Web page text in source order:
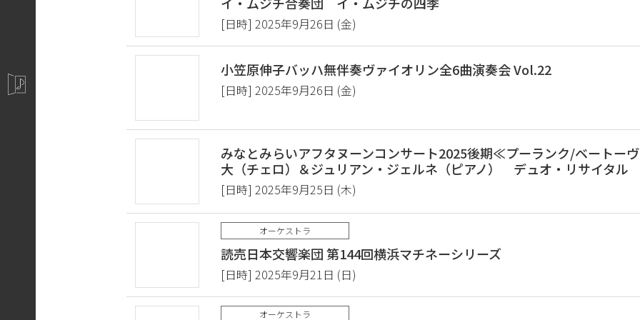
[日時] 2025年9月26日 (金)
小笠原伸子バッハ無伴奏ヴァイオリン全6曲演奏会 Vol.22
[日時] 2025年9月26日 (金)
みなとみらいアフタヌーンコンサート2025後期≪プーランク/ベートー
大（チェロ）＆ジュリアン・ジェルネ（ピアノ） デュオ・リサイタル
[日時] 2025年9月25日 (木)
オーケストラ
読売日本交響楽団 第144回横浜マチネーシリーズ
[日時] 2025年9月21日 (日)
オーケストラ